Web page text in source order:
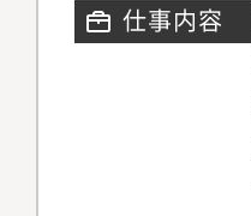
仕事内容